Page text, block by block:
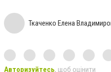
Ткаченко Елена
Авторизуйтесь, щоб оцінити